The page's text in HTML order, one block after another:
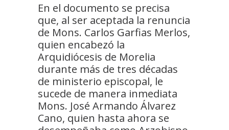
En el documento se precisa
que, al ser aceptada la renuncia
de Mons. Carlos Garfias Merlos,
quien encabezó la
Arquidiócesis de Morelia
durante más de tres décadas
de ministerio episcopal, le
sucede de manera inmediata
Mons. José Armando Álvarez
Cano, quien hasta ahora se